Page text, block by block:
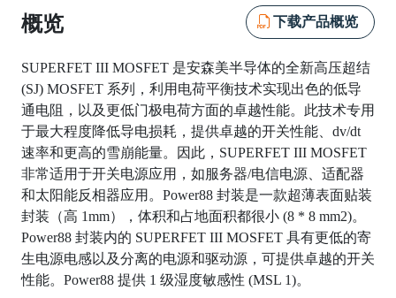
概览 下载产品概览
SUPERFET III MOSFET 是安森美半导体的全新高压超结
(SJ) MOSFET 系列，利用电荷平衡技术实现出色的低导
通电阻，以及更低门极电荷方面的卓越性能。此技术专用
于最大程度降低导电损耗，提供卓越的开关性能、dv/dt
速率和更高的雪崩能量。因此，SUPERFET III MOSFET
非常适用于开关电源应用，如服务器/电信电源、适配器
和太阳能反相器应用。Power88 封装是一款超薄表面贴装
封装（高 1mm），体积和占地面积都很小 (8 * 8 mm2)。
Power88 封装内的 SUPERFET III MOSFET 具有更低的寄
生电源电感以及分离的电源和驱动源，可提供卓越的开关
性能。Power88 提供 1 级湿度敏感性 (MSL 1)。